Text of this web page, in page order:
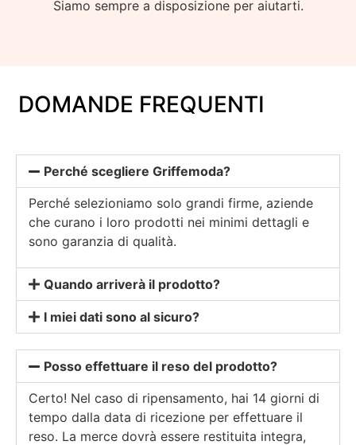
Siamo sempre a disposizione per aiutarti.
DOMANDE FREQUENTI
Perché scegliere Griffemoda?
Perché selezioniamo solo grandi firme, aziende
che curano i loro prodotti nei minimi dettagli e
sono garanzia di qualità.
Quando arriverà il prodotto?
I miei dati sono al sicuro?
Posso effettuare il reso del prodotto?
Certo! Nel caso di ripensamento, hai 14 giorni di
tempo dalla data di ricezione per effettuare il
reso. La merce dovrà essere restituita integra,